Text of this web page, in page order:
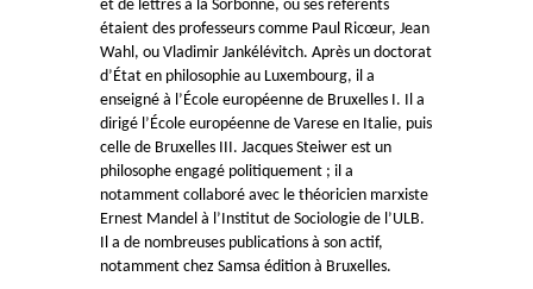
et de lettres à la Sorbonne, où ses référents
étaient des professeurs comme Paul Ricœur, Jean
Wahl, ou Vladimir Jankélévitch. Après un doctorat
d’État en philosophie au Luxembourg, il a
enseigné à l’École européenne de Bruxelles I. Il a
dirigé l’École européenne de Varese en Italie, puis
celle de Bruxelles III. Jacques Steiwer est un
philosophe engagé politiquement ; il a
notamment collaboré avec le théoricien marxiste
Ernest Mandel à l’Institut de Sociologie de l’ULB.
Il a de nombreuses publications à son actif,
notamment chez Samsa édition à Bruxelles.